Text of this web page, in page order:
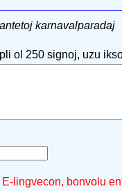
karnavalparadaj
ol 250 signoj, uzu
lingvecon, bonvolu